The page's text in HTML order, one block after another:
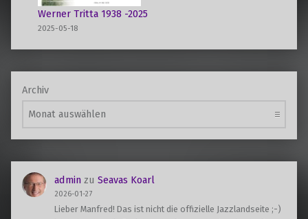
Werner Tritta 1938 -2025
2025-05-18
Archiv
admin zuSeavas Koarl
2026-01-27
Lieber Manfred! Das ist nicht die offizielle Jazzlandseite ;-)